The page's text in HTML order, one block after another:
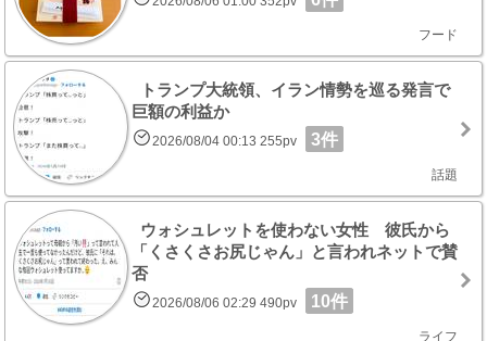
フード
トランプ大統領、イラン情勢を巡る発言で
巨額の利益か
2026/08/04 00:13 255pv 3件
話題
ウォシュレットを使わない女性 彼氏から
「くさくさお尻じゃん」と言われネットで賛
否
2026/08/06 02:29 490pv 10件
ライフ